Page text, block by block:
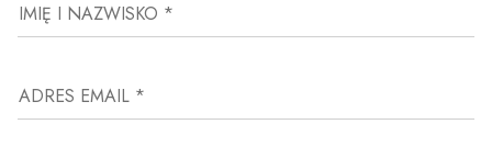
IMIĘ I NAZWISKO *
ADRES EMAIL *